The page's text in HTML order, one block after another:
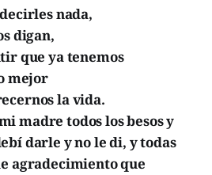
nada,
digan,
que ya tenemos
mejor
la vida.
madre todos los besos y
darle y no le di, y todas
agradecimiento que